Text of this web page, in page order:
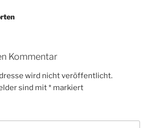
Kommentar
wird nicht veröffentlicht.
sind mit* markiert